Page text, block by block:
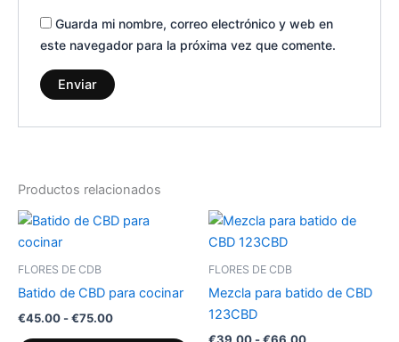
Guarda mi nombre, correo electrónico y web en
este navegador para la próxima vez que comente.
Productos relacionados
FLORES DE CDB
Batido de CBD para cocinar
€45.00 -€75.00
Rango
de
hasta
Este
producto
tieneFLORES DE CDB
Mezcla para batido de CBD
123CBD
€39.00 -€66.00
Rango
de
hasta